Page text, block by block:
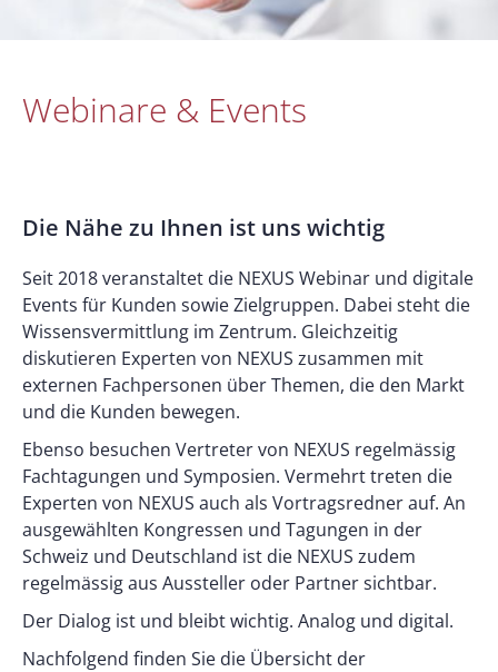
Webinare & Events
Die Nähe zu Ihnen ist uns wichtig
Seit 2018 veranstaltet die NEXUS Webinar und digitale
Events für Kunden sowie Zielgruppen. Dabei steht die
Wissensvermittlung im Zentrum. Gleichzeitig
diskutieren Experten von NEXUS zusammen mit
externen Fachpersonen über Themen, die den Markt
und die Kunden bewegen.
Ebenso besuchen Vertreter von NEXUS regelmässig
Fachtagungen und Symposien. Vermehrt treten die
Experten von NEXUS auch als Vortragsredner auf. An
ausgewählten Kongressen und Tagungen in der
Schweiz und Deutschland ist die NEXUS zudem
regelmässig aus Aussteller oder Partner sichtbar.
Der Dialog ist und bleibt wichtig. Analog und digital.
Nachfolgend finden Sie die Übersicht der